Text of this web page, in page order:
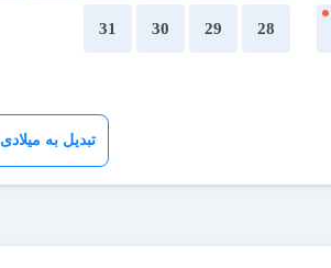
28
29
30
31
تبدیل به میلادی